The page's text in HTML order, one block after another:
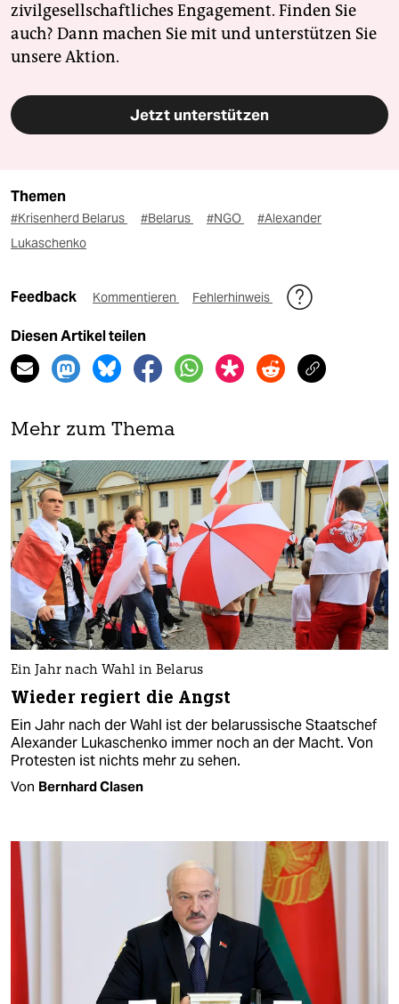
zivilgesellschaftliches Engagement. Finden Sie
auch? Dann machen Sie mit und unterstützen Sie
unsere Aktion.
Jetzt unterstützen
Themen
#Krisenherd Belarus #Belarus #NGO
#Alexander
Lukaschenko
Feedback Kommentieren Fehlerhinweis
Diesen Artikel teilen
Mehr zum Thema
Ein Jahr nach Wahl in Belarus
Wieder regiert die Angst
Ein Jahr nach der Wahl ist der belarussische Staatschef
Alexander Lukaschenko immer noch an der Macht. Von
Protesten ist nichts mehr zu sehen.
Von Bernhard Clasen